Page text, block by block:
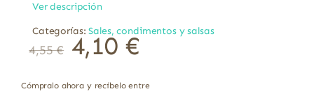
Ver descripción
Categorías:Sales, condimentos y salsas
4,55€ 4,10 €
Cómpralo ahora y recíbelo entre